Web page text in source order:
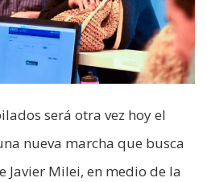
será otra vez hoy el
nueva marcha que busca
Javier Milei, en medio de la